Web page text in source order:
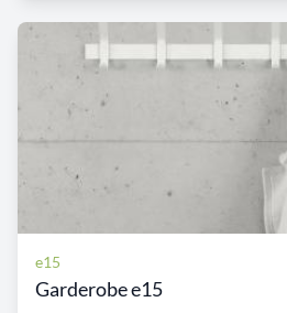
e15
Garderobe e15